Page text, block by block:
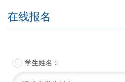
在线报名
 学生姓名：